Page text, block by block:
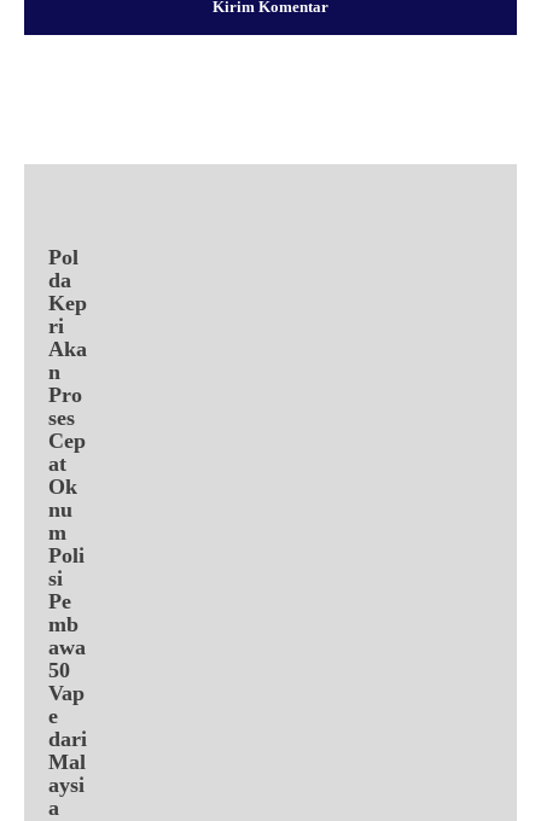
Pol
da
Kep
ri
Aka
n
Pro
ses
Cep
at
Ok
nu
m
Poli
si
Pe
mb
awa
50
Vap
e
dari
Mal
aysi
a